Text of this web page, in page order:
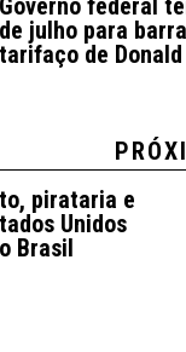
Governo federal
de julho para
tarifaço de Donald
pirataria e
Unidos
Brasil